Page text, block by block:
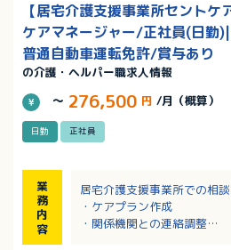
【居宅介護支援事業所セント
ケアマネージャー/正社員(日勤
普通自動車運転免許/賞与あり
の介護・ヘルパー職求人情報
～ 276,500 円 /月（概算）
日勤 正社員
業
務
内
容
居宅介護支援事業所での相
・ケアプラン作成
・関係機関との連絡調整